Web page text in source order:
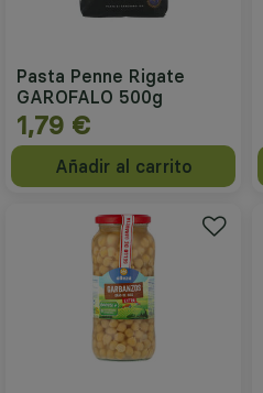
Pasta Penne Rigate
GAROFALO 500g
1,79 €
Añadir al carrito